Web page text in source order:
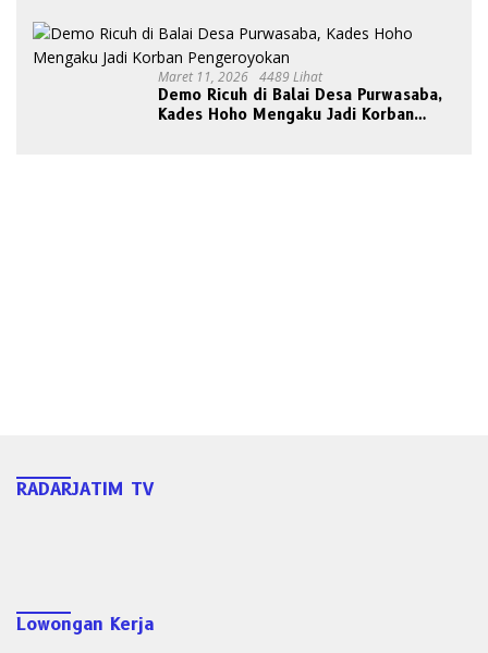
Maret 11, 2026 4489 Lihat
Demo Ricuh di Balai Desa Purwasaba,
Kades Hoho Mengaku Jadi Korban
RADARJATIM TV
Lowongan Kerja